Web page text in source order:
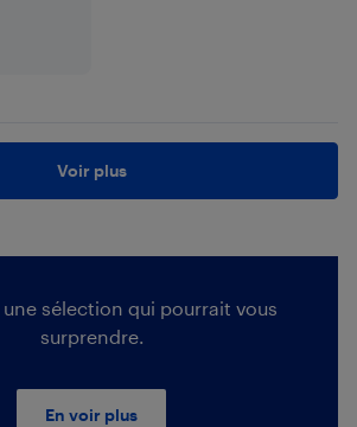
Voir plus
une sélection qui pourrait vous
surprendre.
En voir plus